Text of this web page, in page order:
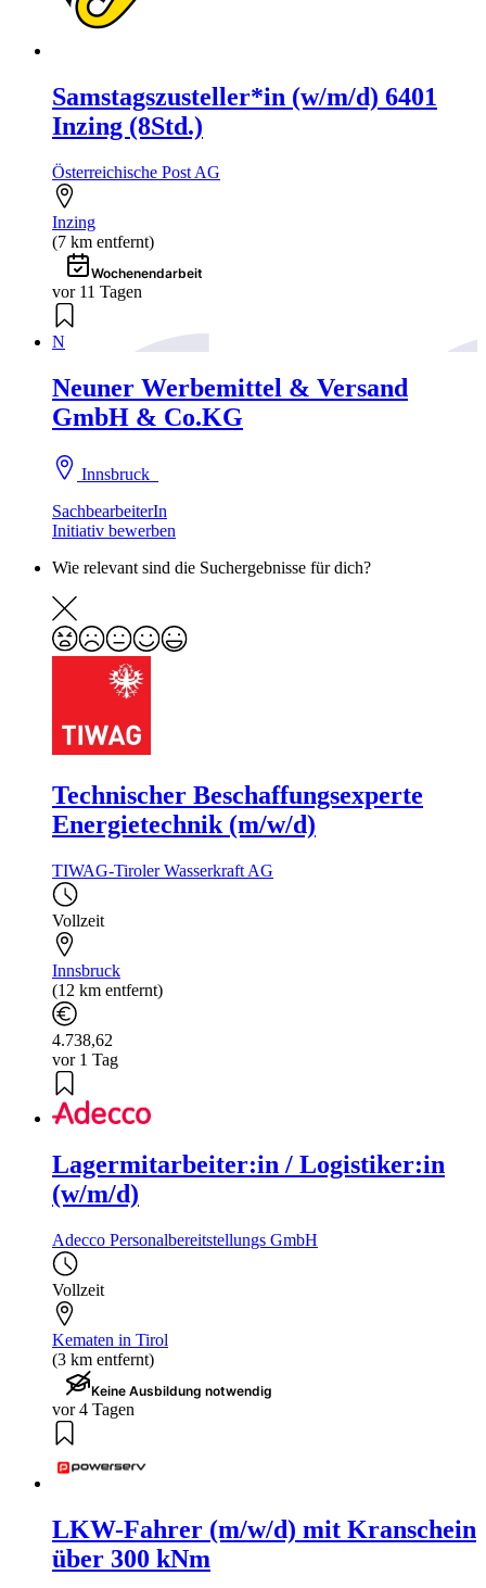
Samstagszusteller*in (w/m/d) 6401
Inzing (8Std.)
Österreichische Post AG
Inzing
(7 km entfernt)
Wochenendarbeit
vor 11 Tagen
N
Neuner Werbemittel & Versand
GmbH & Co.KG
Innsbruck
SachbearbeiterIn
Initiativ bewerben
Wie relevant sind die Suchergebnisse für dich?
Technischer Beschaffungsexperte
Energietechnik (m/w/d)
TIWAG-Tiroler Wasserkraft AG
Vollzeit
Innsbruck
(12 km entfernt)
4.738,62
vor 1 Tag
Lagermitarbeiter:in / Logistiker:in
(w/m/d)
Adecco Personalbereitstellungs GmbH
Vollzeit
Kematen in Tirol
(3 km entfernt)
Keine Ausbildung notwendig
vor 4 Tagen
LKW-Fahrer (m/w/d) mit Kranschein
über 300 kNm